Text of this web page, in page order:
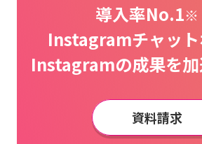
導入率No.1※
Instagramチャット
Instagramの成果を加
資料請求